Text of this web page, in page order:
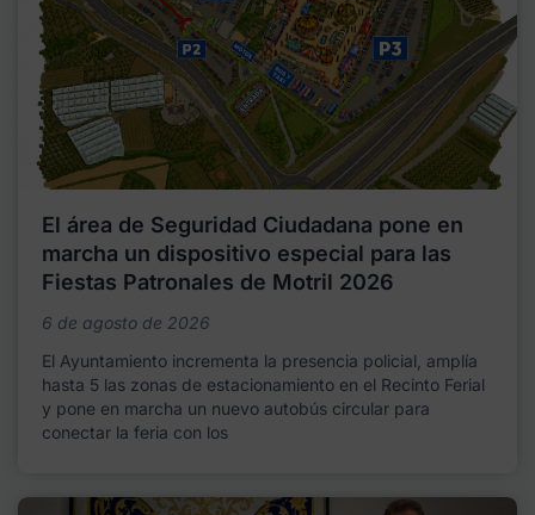
El área de Seguridad Ciudadana pone en
marcha un dispositivo especial para las
Fiestas Patronales de Motril 2026
6 de agosto de 2026
El Ayuntamiento incrementa la presencia policial, amplía
hasta 5 las zonas de estacionamiento en el Recinto Ferial
y pone en marcha un nuevo autobús circular para
conectar la feria con los